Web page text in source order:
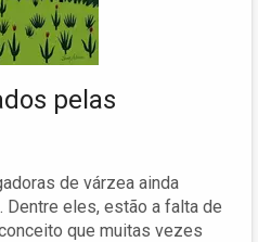
pelas
de várzea ainda
eles, estão a falta de
que muitas vezes